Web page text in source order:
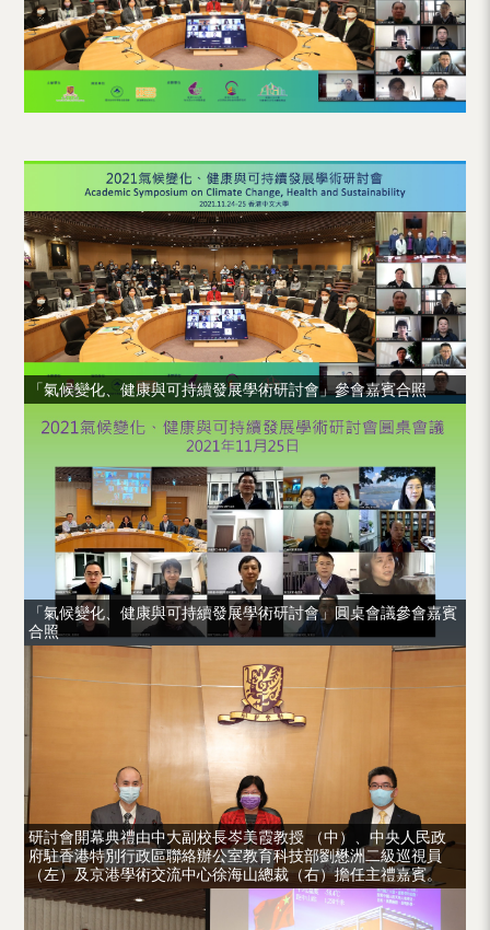
「氣候變化、健康與可持續發展學術研討會」參會嘉賓合照
「氣候變化、健康與可持續發展學術研討會」圓桌會議參會嘉賓
合照
研討會開幕典禮由中大副校長岑美霞教授 （中）、中央人民政
府駐香港特別行政區聯絡辦公室教育科技部劉懋洲二級巡視員
（左）及京港學術交流中心徐海山總裁（右）擔任主禮嘉賓。